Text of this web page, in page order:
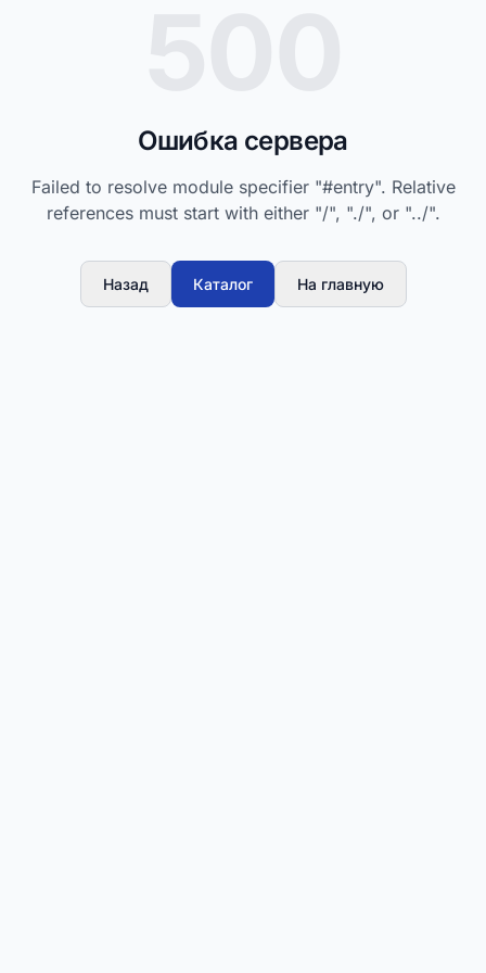
Ошибка сервера
Failed to resolve module specifier "#entry". Relative
references must start with either "/", "./", or "../".
Назад Каталог На главную